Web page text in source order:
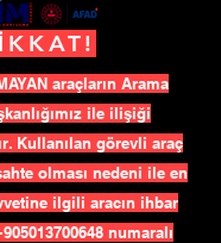
araçların Arama
ile ilişiği
Kullanılan görevli araç
olması nedeni ile en
ilgili aracın ihbar
numaralı